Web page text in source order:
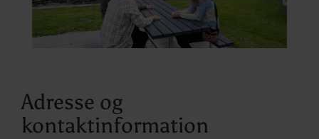
Adresse og
kontaktinformation